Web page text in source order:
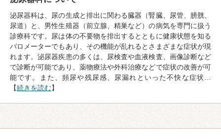
泌尿器科は、尿の生成と排出に関わる臓器（腎臓、尿管、膀胱、
尿道）と、男性生殖器（前立腺、精巣など）の病気を専門に扱う
診療科です。尿は体の不要物を排出するとともに健康状態を知る
バロメーターでもあり、その機能が乱れるとさまざまな症状が現
れます。泌尿器疾患の多くは、尿検査や血液検査、画像診断など
で診断が可能であり、薬物療法や外科治療などで症状の改善が可
能です。また、頻尿や残尿感、尿漏れといった不快な症状…
【続きを読む】